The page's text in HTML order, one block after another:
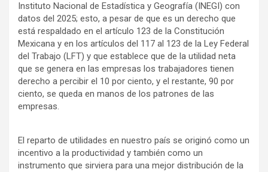
Instituto Nacional de Estadística y Geografía (INEGI) con
datos del 2025; esto, a pesar de que es un derecho que
está respaldado en el artículo 123 de la Constitución
Mexicana y en los artículos del 117 al 123 de la Ley Federal
del Trabajo (LFT) y que establece que de la utilidad neta
que se genera en las empresas los trabajadores tienen
derecho a percibir el 10 por ciento, y el restante, 90 por
ciento, se queda en manos de los patrones de las
empresas.
El reparto de utilidades en nuestro país se originó como un
incentivo a la productividad y también como un
instrumento que sirviera para una mejor distribución de la